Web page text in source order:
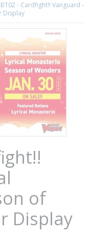
- Cardfight!! Vanguard -
Display
of
Display